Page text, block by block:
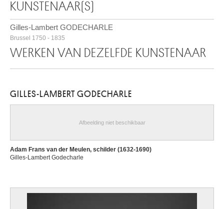
KUNSTENAAR(S)
Gilles-Lambert GODECHARLE
Brussel 1750 - 1835
WERKEN VAN DEZELFDE KUNSTENAAR
GILLES-LAMBERT GODECHARLE
Afbeelding niet beschikbaar
Adam Frans van der Meulen, schilder (1632-1690)
Gilles-Lambert Godecharle